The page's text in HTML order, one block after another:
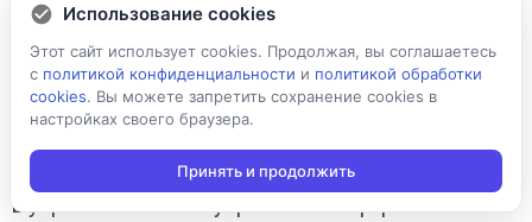
Готовая интеграция с
«1С:Предприятием»
Драйвер торгового оборудования и готовая
внешняя обработка для работы
в управляемых и не управляемых формах.
Использование cookies
Этот сайт использует cookies. Продолжая, вы соглашаетесь
с политикой конфиденциальности и политикой обработки
cookies. Вы можете запретить сохранение cookies в
настройках своего браузера.
Принять и продолжить